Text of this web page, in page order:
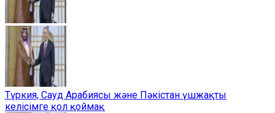
Түркия, Сауд Арабиясы және Пәкістан үшжақты
келісімге қол қоймақ